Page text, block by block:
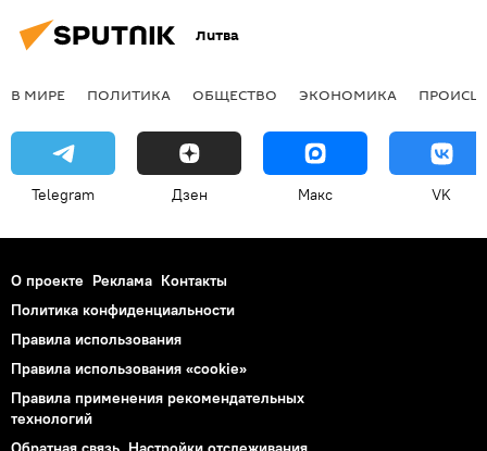
Литва
В МИРЕ ПОЛИТИКА ОБЩЕСТВО ЭКОНОМИКА
Telegram Дзен Макс VK
О проекте Реклама Контакты
Политика конфиденциальности
Правила использования
Правила использования «cookie»
Правила применения рекомендательных
технологий